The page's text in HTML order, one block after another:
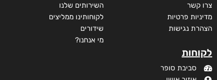
צרו קשר
מדיניות פרטיות
הצהרת נגישות
לקוחות
סביבת סופר
השירותים שלנו
לקוחותינו ממליצים
שידורים
מי אנחנו?